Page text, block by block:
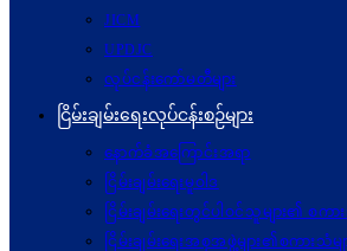
JICM
UPDJC
လုပ်ငန်းကော်မတီများ
ငြိမ်းချမ်းရေးလုပ်ငန်းစဉ်များ
နောက်ခံအကြောင်းအရာ
ငြိမ်းချမ်းရေးမူဝါဒ
ငြိမ်းချမ်းရေးတွင်ပါဝင်သူများ၏ စကား
ငြိမ်းချမ်းရေးအစုအဖွဲ့များ၏စကားသံမျ